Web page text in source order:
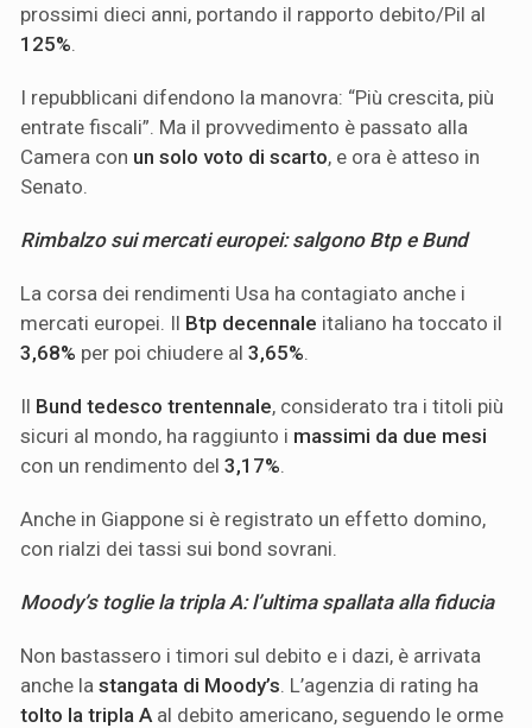
prossimi dieci anni, portando il rapporto debito/Pil al
125%
I repubblicani difendono la manovra: “Più crescita, più
entrate fiscali”. Ma il provvedimento è passato alla
Camera con un solo voto di scarto, e ora è atteso in
Senato.
Rimbalzo sui mercati europei: salgono Btp e Bund
La corsa dei rendimenti Usa ha contagiato anche i
mercati europei. Il Btp decennale italiano ha toccato il
3,68% per poi chiudere al 3,65%
Il Bund tedesco trentennale, considerato tra i titoli più
sicuri al mondo, ha raggiunto i massimi da due mesi
con un rendimento del 3,17%
Anche in Giappone si è registrato un effetto domino,
con rialzi dei tassi sui bond sovrani.
Moody’s toglie la tripla A: l’ultima spallata alla fiducia
Non bastassero i timori sul debito e i dazi, è arrivata
anche la stangata di Moody’s . L’agenzia di rating ha
tolto la tripla A al debito americano, seguendo le orme